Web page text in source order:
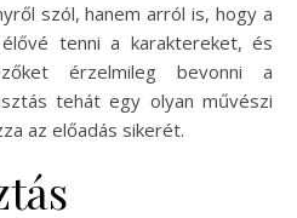
szól, hanem arról is, hogy a
tenni a karaktereket, és
érzelmileg bevonni a
tehát egy olyan művészi
az előadás sikerét.